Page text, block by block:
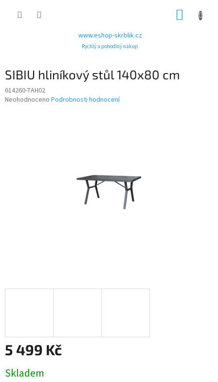
www.eshop-skrblik.cz
Rychlý a pohodlný nákup
SIBIU hliníkový stůl 140x80 cm
614260-TAH02
Průměrné
Neohodnoceno Podrobnosti hodnocení
5 499 Kč
cena:
Skladem